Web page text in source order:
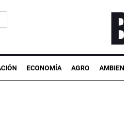
ECONOMÍA AGRO